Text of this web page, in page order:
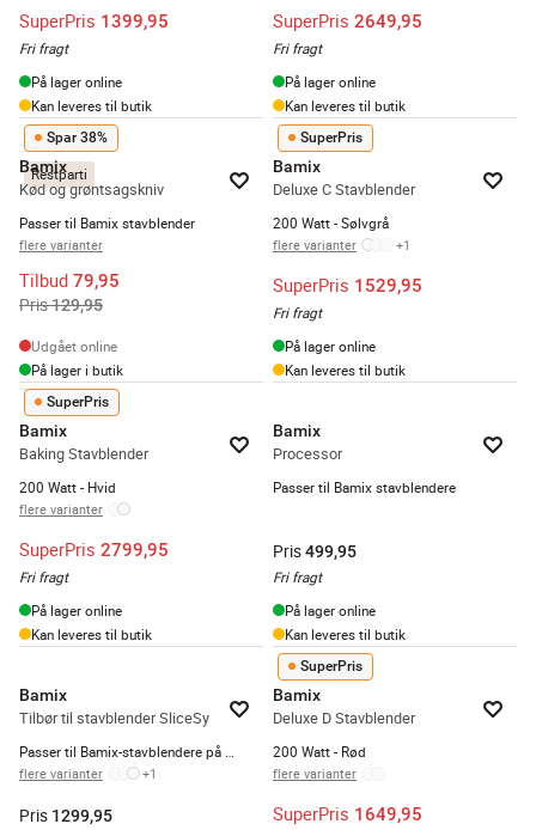
SuperPris 1399,95
Fri fragt
På lager online
Kan leveres til butik
SuperPris 2649,95
Fri fragt
På lager online
Kan leveres til butik
Restparti
Spar 38%
Bamix
Kød og grøntsagskniv
Passer til Bamix stavblender
flere varianter
Tilbud 79,95
Pris129,95
Udgået online
På lager i butik
SuperPris
Bamix
Deluxe C Stavblender
200 Watt - Sølvgrå
flere varianter +1
SuperPris 1529,95
Fri fragt
På lager online
Kan leveres til butik
SuperPris
Bamix
Baking Stavblender
200 Watt - Hvid
flere varianter
SuperPris 2799,95
Fri fragt
På lager online
Kan leveres til butik
Bamix
Processor
Passer til Bamix stavblendere
Pris499,95
Fri fragt
På lager online
Kan leveres til butik
Bamix
Tilbør til stavblender SliceSy
flere varianter +1
Pris 1299,95
SuperPris
Bamix
Deluxe D Stavblender
200 Watt - Rød
flere varianter
SuperPris 1649,95